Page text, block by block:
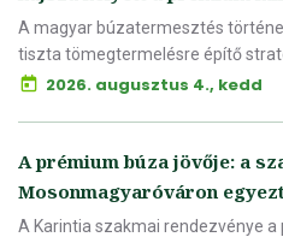
A magyar búzatermesztés
tiszta tömegtermelésre építő
2026. augusztus 4., kedd
A prémium búza jövője: a
Mosonmagyaróváron
A Karintia szakmai rendezvénye